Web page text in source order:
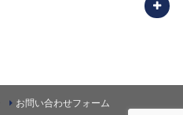
お問い合わせフォーム